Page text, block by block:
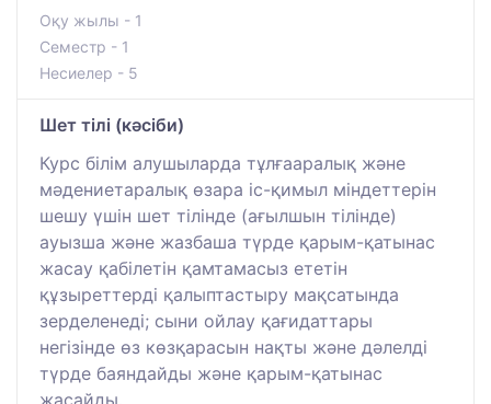
Оқу жылы - 1
Семестр - 1
Несиелер - 5
Шет тілі (кәсіби)
Курс білім алушыларда тұлғааралық және
мәдениетаралық өзара іс-қимыл міндеттерін
шешу үшін шет тілінде (ағылшын тілінде)
ауызша және жазбаша түрде қарым-қатынас
жасау қабілетін қамтамасыз ететін
құзыреттерді қалыптастыру мақсатында
зерделенеді; сыни ойлау қағидаттары
негізінде өз көзқарасын нақты және дәлелді
түрде баяндайды және қарым-қатынас